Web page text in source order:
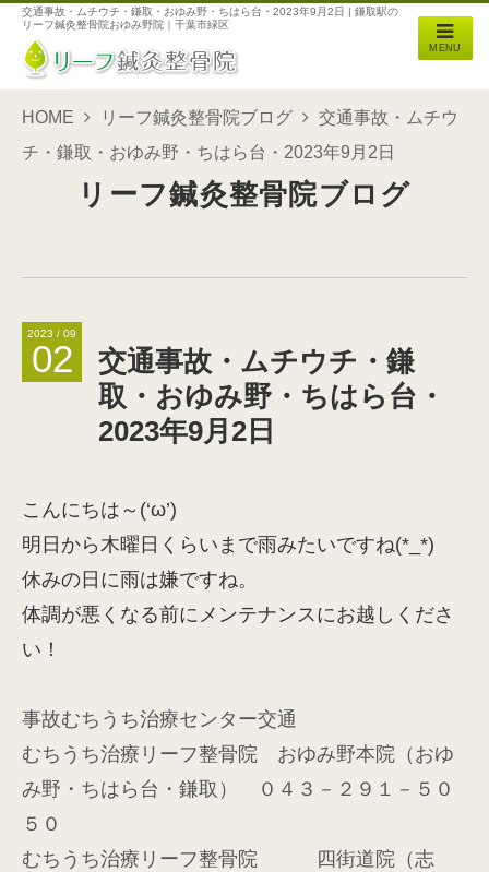
交通事故・ムチウチ・鎌取・おゆみ野・ちはら台・2023年9月2日 | 鎌取駅の
リーフ鍼灸整骨院おゆみ野院｜千葉市緑区
MENU
HOME リーフ鍼灸整骨院ブログ
交通事故・ムチウ
チ・鎌取・おゆみ野・ちはら台・2023年9月2日
リーフ鍼灸整骨院ブログ
交通事故・ムチウチ・鎌
取・おゆみ野・ちはら台・
2023年9月2日
2023 / 09
02
こんにちは～(‘ω’)
明日から木曜日くらいまで雨みたいですね(*_*)
休みの日に雨は嫌ですね。
体調が悪くなる前にメンテナンスにお越しくださ
い！
事故むちうち治療センター交通
むちうち治療リーフ整骨院 おゆみ野本院（おゆ
み野・ちはら台・鎌取） ０４３－２９１－５０
５０
むちうち治療リーフ整骨院 四街道院（志